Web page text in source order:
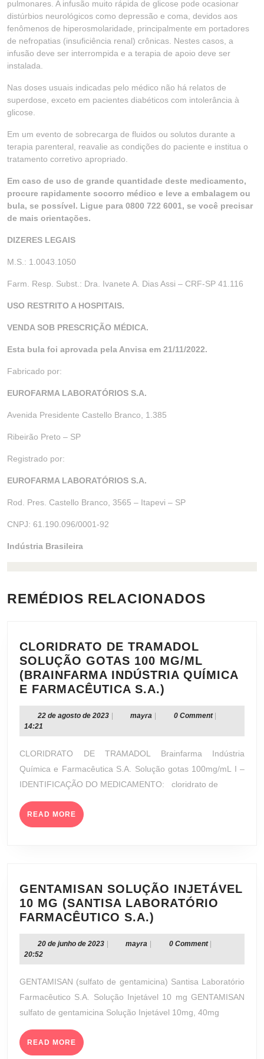
pulmonares. A infusão muito rápida de glicose pode ocasionar
distúrbios neurológicos como depressão e coma, devidos aos
fenômenos de hiperosmolaridade, principalmente em portadores
de nefropatias (insuficiência renal) crônicas. Nestes casos, a
infusão deve ser interrompida e a terapia de apoio deve ser
instalada.
Nas doses usuais indicadas pelo médico não há relatos de
superdose, exceto em pacientes diabéticos com intolerância à
glicose.
Em um evento de sobrecarga de fluidos ou solutos durante a
terapia parenteral, reavalie as condições do paciente e institua o
tratamento corretivo apropriado.
Em caso de uso de grande quantidade deste medicamento,
procure rapidamente socorro médico e leve a embalagem ou
bula, se possível. Ligue para 0800 722 6001, se você precisar
de mais orientações.
DIZERES LEGAIS
M.S.: 1.0043.1050
Farm. Resp. Subst.: Dra. Ivanete A. Dias Assi – CRF-SP 41.116
USO RESTRITO A HOSPITAIS.
VENDA SOB PRESCRIÇÃO MÉDICA.
Esta bula foi aprovada pela Anvisa em 21/11/2022.
Fabricado por:
EUROFARMA LABORATÓRIOS S.A.
Avenida Presidente Castello Branco, 1.385
Ribeirão Preto – SP
Registrado por:
EUROFARMA LABORATÓRIOS S.A.
Rod. Pres. Castello Branco, 3565 – Itapevi – SP
CNPJ: 61.190.096/0001-92
Indústria Brasileira
REMÉDIOS RELACIONADOS
CLORIDRATO DE TRAMADOL
SOLUÇÃO GOTAS 100 MG/ML
(BRAINFARMA INDÚSTRIA QUÍMICA
E FARMACÊUTICA S.A.)
DE
TRAMADOL
100
MG/ML
(BRAINFARMA
22 de agosto de 202322
agosto
2023
mayra mayra 0 Comment
14:21
CLORIDRATO DE TRAMADOL Brainfarma Indústria
Química e Farmacêutica S.A. Solução gotas 100mg/mL I –
IDENTIFICAÇÃO DO MEDICAMENTO: cloridrato de
READ MORE READ
MORE
GENTAMISAN SOLUÇÃO INJETÁVEL
10 MG (SANTISA LABORATÓRIO
FARMACÊUTICO S.A.)
SOLUÇÃO
INJETÁVEL
(SANTISA
LABORATÓRIO
FARMACÊUTICO
20 de junho de 202320
junho
2023
mayra mayra 0 Comment
20:52
GENTAMISAN (sulfato de gentamicina) Santisa Laboratório
Farmacêutico S.A. Solução Injetável 10 mg GENTAMISAN
sulfato de gentamicina Solução Injetável 10mg, 40mg
READ MORE READ
MORE